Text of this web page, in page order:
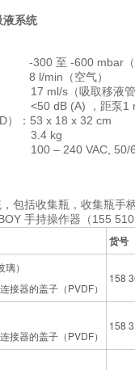
系统
至 -600 mbar（
（空气）
s（吸取移液管
dB (A) ，距泵1
）：53 x 18 x 32 cm
kg
– 240 VAC, 50/
包括收集瓶，收集瓶手
手持操作器（155 510
货号
）
接器的盖子（PVDF）
158
接器的盖子（PVDF）
158